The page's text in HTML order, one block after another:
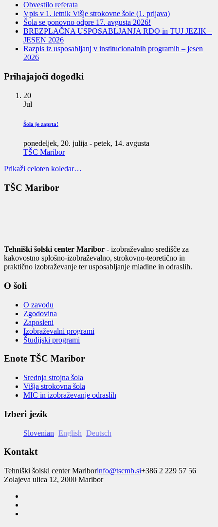
Obvestilo referata
Vpis v 1. letnik Višje strokovne šole (1. prijava)
Šola se ponovno odpre 17. avgusta 2026!
BREZPLAČNA USPOSABLJANJA RDO in TUJ JEZIK –
JESEN 2026
Razpis iz usposabljanj v institucionalnih programih – jesen
2026
Prihajajoči dogodki
20
Jul
Šola je zaprta!
ponedeljek, 20. julija - petek, 14. avgusta
TŠC Maribor
Prikaži celoten koledar…
TŠC Maribor
Tehniški šolski center Maribor - izobraževalno središče za
kakovostno splošno-izobraževalno, strokovno-teoretično in
praktično izobraževanje ter usposabljanje mladine in odraslih.
O šoli
O zavodu
Zgodovina
Zaposleni
Izobraževalni programi
Študijski programi
Enote TŠC Maribor
Srednja strojna šola
Višja strokovna šola
MIC in izobraževanje odraslih
Izberi jezik
Slovenian English Deutsch
Kontakt
Tehniški šolski center Mariborinfo@tscmb.si+386 2 229 57 56
Zolajeva ulica 12, 2000 Maribor